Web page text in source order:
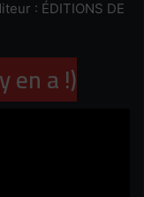
: ÉDITIONS DE
en a !)